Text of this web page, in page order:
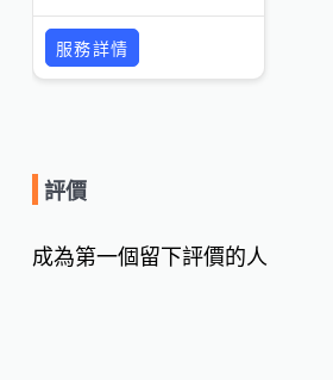
服務詳情
評價
成為第一個留下評價的人